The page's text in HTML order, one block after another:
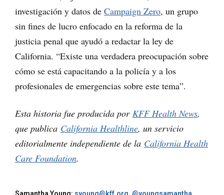
investigación y datos de Campaign Zero, un grupo
sin fines de lucro enfocado en la reforma de la
justicia penal que ayudó a redactar la ley de
California. “Existe una verdadera preocupación sobre
cómo se está capacitando a la policía y a los
profesionales de emergencias sobre este tema”.
Esta historia fue producida por KFF Health News,
que publica California Healthline, un servicio
editorialmente independiente de la California Health
Care Foundation.